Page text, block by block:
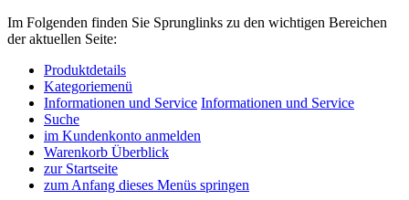
Im Folgenden finden Sie Sprunglinks zu den wichtigen Bereichen
der aktuellen Seite:
Produktdetails
Kategoriemenü
Informationen und Service Informationen und Service
Suche
im Kundenkonto anmelden
Warenkorb Überblick
zur Startseite
zum Anfang dieses Menüs springen